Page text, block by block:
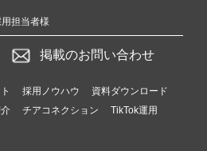
担当者様
掲載のお問い合わせ
採用ノウハウ
資料ダウンロード
チアコネクション
TikTok運用